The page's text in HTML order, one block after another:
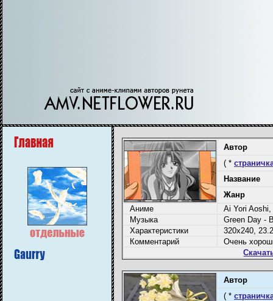
Автор
( *
Название
Жанр
Аниме
Ai Yori
Музыка
Green Day -
Характеристики
320x240,
Комментарий
Очень
Автор
( *